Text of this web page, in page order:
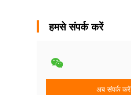
हमसे संपर्क करें
अब संपर्क करें